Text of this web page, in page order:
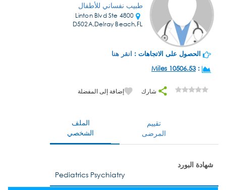
طبيب نفساني للأطفال
4800 Linton Blvd Ste
D502A,Delray Beach,FL
الحصول على الاتجاهات : انقر هنا
:
10506.53 Miles
شارك إضافة إلى المفضلة
الملف
الشخصي
تقييم
المرضى
شهادة البورد
Pediatrics Psychiatry